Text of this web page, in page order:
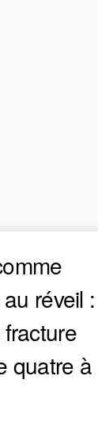
réveil :
quatre à